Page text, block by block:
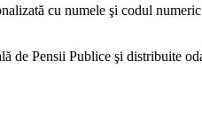
cu numele şi codul
de Pensii Publice şi distribuite